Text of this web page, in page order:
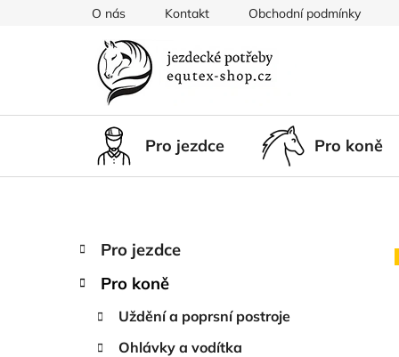
O nás Kontakt Obchodní podmínky
Pro jezdce Pro koně
P
s
Přeskočit
kategorie
K
a
Pro jezdce
Pro koně
Uždění a poprsní postroje
Ohlávky a vodítka